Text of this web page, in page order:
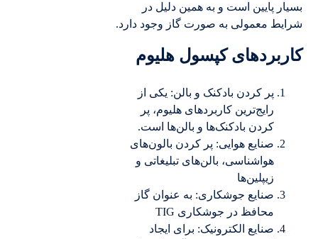
بسیار پایین است و به همین دلیل در
شرایط معمولی به صورت گاز وجود دارد.
کاربردهای کپسول هلیوم
پر کردن بادکنک و بالن: یکی از
رایج‌ترین کاربردهای هلیوم، پر
کردن بادکنک‌ها و بالن‌ها است.
صنایع هوایی: پر کردن بالون‌های
هواشناسی، بالن‌های تبلیغاتی و
زیپلین‌ها
صنایع جوشکاری: به عنوان گاز
محافظ در جوشکاری TIG
صنایع الکترونیک: برای ایجاد